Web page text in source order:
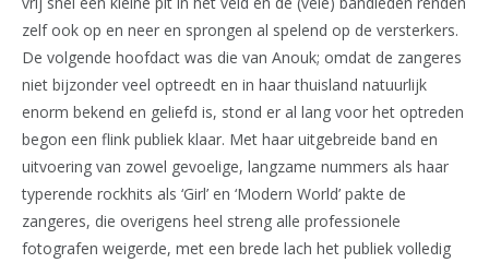
zelf ook op en neer en sprongen al spelend op de versterkers.
De volgende hoofdact was die van Anouk; omdat de zangeres
niet bijzonder veel optreedt en in haar thuisland natuurlijk
enorm bekend en geliefd is, stond er al lang voor het optreden
begon een flink publiek klaar. Met haar uitgebreide band en
uitvoering van zowel gevoelige, langzame nummers als haar
typerende rockhits als ‘Girl’ en ‘Modern World’ pakte de
zangeres, die overigens heel streng alle professionele
fotografen weigerde, met een brede lach het publiek volledig